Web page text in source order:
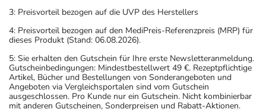
3: Preisvorteil bezogen auf die UVP des Herstellers
4: Preisvorteil bezogen auf den MediPreis-Referenzpreis (MRP) für
dieses Produkt (Stand: 06.08.2026).
5: Sie erhalten den Gutschein für Ihre erste Newsletteranmeldung.
Gutscheinbedingungen: Mindestbestellwert 49 €. Rezeptpflichtige
Artikel, Bücher und Bestellungen von Sonderangeboten und
Angeboten via Vergleichsportalen sind vom Gutschein
ausgeschlossen. Pro Kunde nur ein Gutschein. Nicht kombinierbar
mit anderen Gutscheinen, Sonderpreisen und Rabatt-Aktionen.